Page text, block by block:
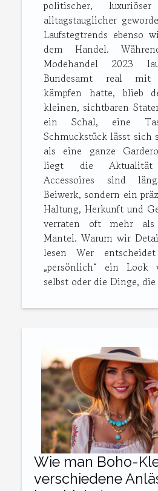
politischer,
alltagstauglicher
Laufstegtrends ebenso
dem Handel.
Modehandel 2023
Bundesamt real mit
kämpfen hatte, blieb
kleinen, sichtbaren
ein Schal, eine
Schmuckstück lässt sich
als eine ganze
liegt die Aktualität
Accessoires sind
Beiwerk, sondern ein
Haltung, Herkunft und
verraten oft mehr
Mantel. Warum wir
lesen Wer
„persönlich“ ein
selbst oder die Dinge,
Wie man Boho-
verschiedene